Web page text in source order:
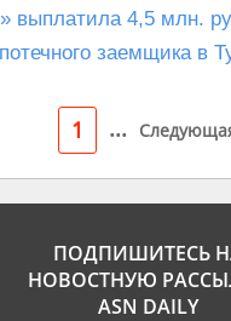
выплатила 4,5 млн.
заемщика в
1 ...
ПОДПИШИТЕСЬ
НОВОСТНУЮ
ASN DAILY